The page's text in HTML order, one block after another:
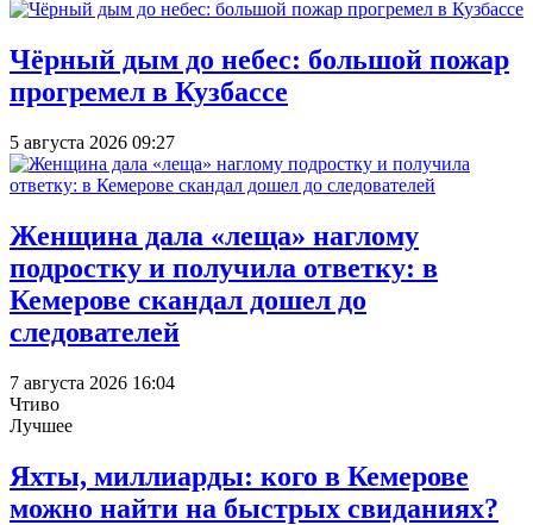
Чёрный дым до небес: большой пожар
прогремел в Кузбассе
5 августа 2026 09:27
Женщина дала «леща» наглому
подростку и получила ответку: в
Кемерове скандал дошел до
следователей
7 августа 2026 16:04
Чтиво
Лучшее
Яхты, миллиарды: кого в Кемерове
можно найти на быстрых свиданиях?